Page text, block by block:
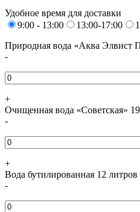
Удобное время для доставки
9:00 - 13:00
13:00-17:00
Природная вода «Аква Элвист
-
+
Очищенная вода «Советская»
-
+
Вода бутилированная 12 литров
-